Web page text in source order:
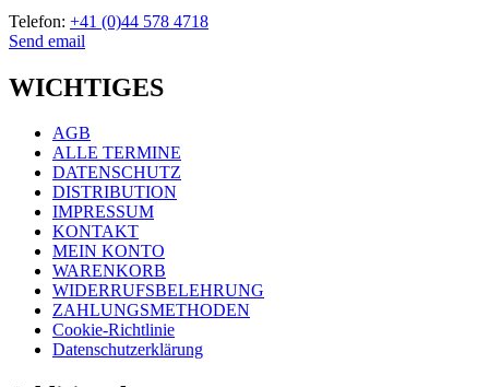
Telefon: +41 (0)44 578 4718
Send email
WICHTIGES
AGB
ALLE TERMINE
DATENSCHUTZ
DISTRIBUTION
IMPRESSUM
KONTAKT
MEIN KONTO
WARENKORB
WIDERRUFSBELEHRUNG
ZAHLUNGSMETHODEN
Cookie-Richtlinie
Datenschutzerklärung